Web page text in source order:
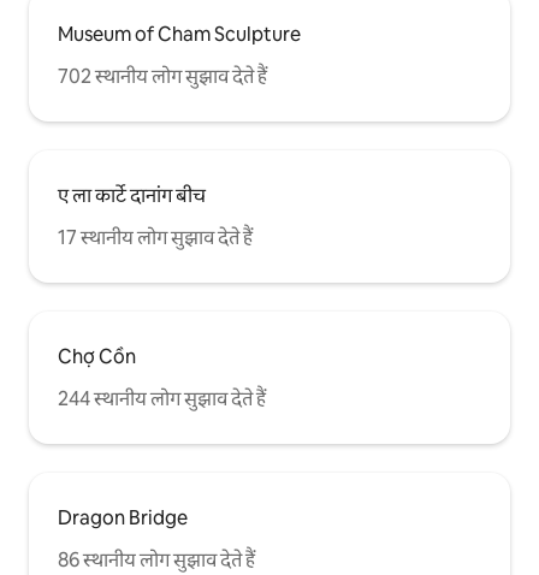
Museum of Cham Sculpture
702 स्थानीय लोग सुझाव देते हैं
ए ला कार्टे दानांग बीच
17 स्थानीय लोग सुझाव देते हैं
Chợ Cồn
244 स्थानीय लोग सुझाव देते हैं
Dragon Bridge
86 स्थानीय लोग सुझाव देते हैं